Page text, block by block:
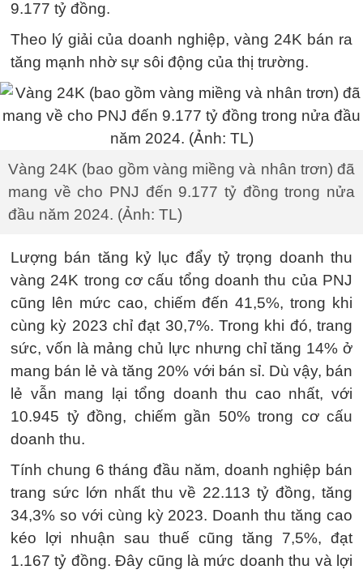
9.177 tỷ đồng.
Theo lý giải của doanh nghiệp, vàng 24K bán ra
tăng mạnh nhờ sự sôi động của thị trường.
Vàng 24K (bao gồm vàng miềng và nhân trơn) đã
mang về cho PNJ đến 9.177 tỷ đồng trong nửa
đầu năm 2024. (Ảnh: TL)
Lượng bán tăng kỷ lục đẩy tỷ trọng doanh thu
vàng 24K trong cơ cấu tổng doanh thu của PNJ
cũng lên mức cao, chiếm đến 41,5%, trong khi
cùng kỳ 2023 chỉ đạt 30,7%. Trong khi đó, trang
sức, vốn là mảng chủ lực nhưng chỉ tăng 14% ở
mang bán lẻ và tăng 20% với bán sỉ. Dù vậy, bán
lẻ vẫn mang lại tổng doanh thu cao nhất, với
10.945 tỷ đồng, chiếm gần 50% trong cơ cấu
doanh thu.
Tính chung 6 tháng đầu năm, doanh nghiệp bán
trang sức lớn nhất thu về 22.113 tỷ đồng, tăng
34,3% so với cùng kỳ 2023. Doanh thu tăng cao
kéo lợi nhuận sau thuế cũng tăng 7,5%, đạt
1.167 tỷ đồng. Đây cũng là mức doanh thu và lợi